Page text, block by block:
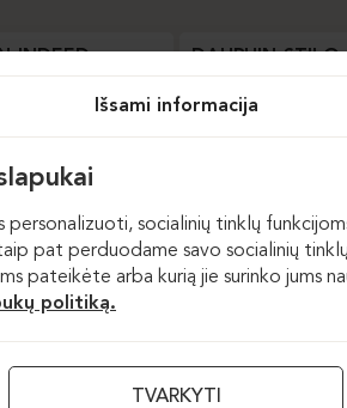
INDEED DAUPHIN-STILO
Išsami informacija
personalizuoti, socialinių tinklų
pat perduodame savo socialinių
pateikėte arba kurią jie surinko jums
politiką.
TVARKYTI